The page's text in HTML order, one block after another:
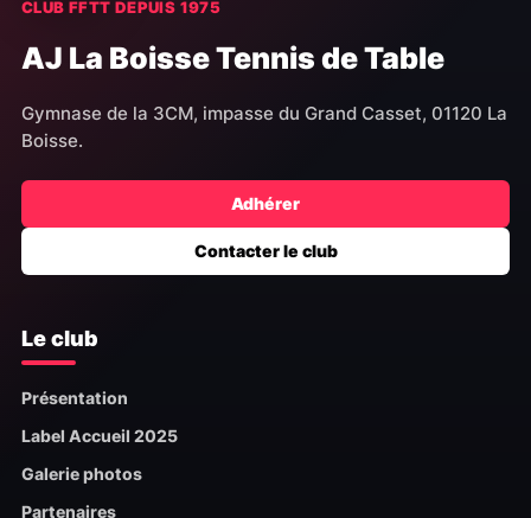
CLUB FFTT DEPUIS 1975
AJ La Boisse Tennis de Table
Gymnase de la 3CM, impasse du Grand Casset, 01120 La
Boisse.
Adhérer
Contacter le club
Le club
Présentation
Label Accueil 2025
Galerie photos
Partenaires